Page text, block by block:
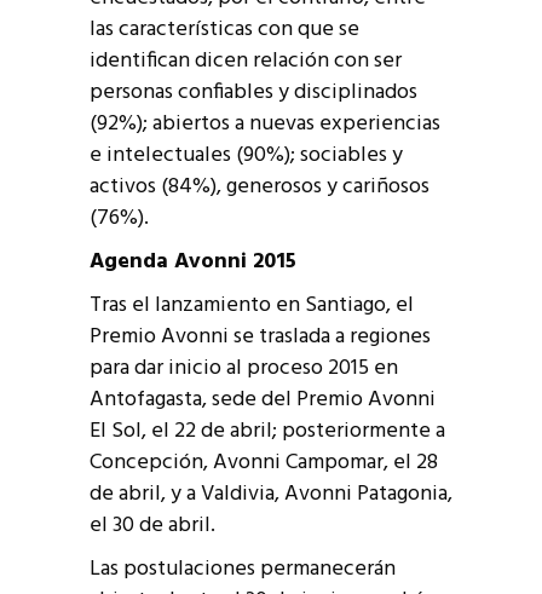
las características con que se
identifican dicen relación con ser
personas confiables y disciplinados
(92%); abiertos a nuevas experiencias
e intelectuales (90%); sociables y
activos (84%), generosos y cariñosos
(76%).
Agenda Avonni 2015
Tras el lanzamiento en Santiago, el
Premio Avonni se traslada a regiones
para dar inicio al proceso 2015 en
Antofagasta, sede del Premio Avonni
El Sol, el 22 de abril; posteriormente a
Concepción, Avonni Campomar, el 28
de abril, y a Valdivia, Avonni Patagonia,
el 30 de abril.
Las postulaciones permanecerán